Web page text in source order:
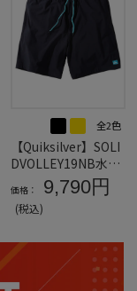
全2色
【Quiksilver】SOLI
DVOLLEY19NB水陸
両用ショーツ＊カタ
ログ商品
価格： 9,790円
(税込)